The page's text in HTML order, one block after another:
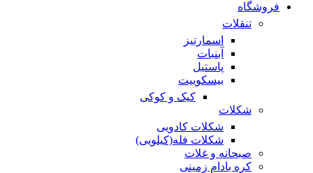
فروشگاه
تنقلات
اسمارتیز
آبنبات
پاستیل
بیسکوییت
کیک و کوکی
شکلات
شکلات کادویی
شکلات فله(کیلویی)
صبحانه و غلات
کره بادام زمینی